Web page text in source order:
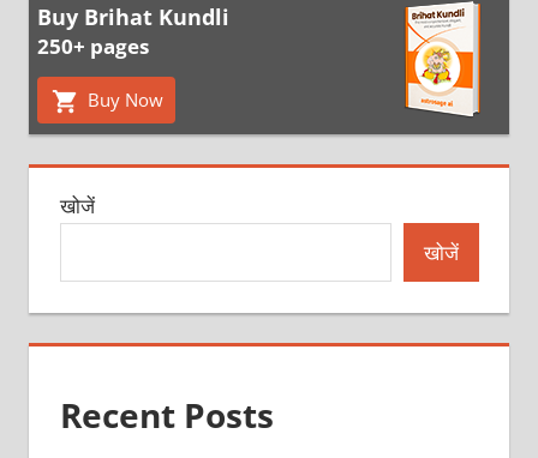
Buy Brihat Kundli
250+ pages
Buy Now
खोजें
खोजें
Recent Posts